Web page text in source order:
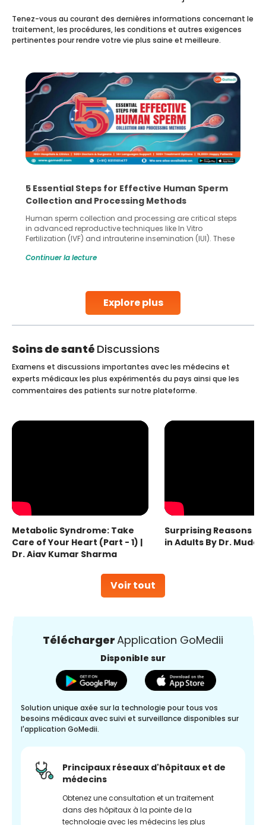
Explore plus
Tenez-vous au courant des dernières informations concernant le
traitement, les procédures, les conditions et autres exigences
pertinentes pour rendre votre vie plus saine et meilleure.
5 Essential Steps for Effective Human Sperm
Collection and Processing Methods
Human sperm collection and processing are critical steps
in advanced reproductive techniques like In Vitro
Fertilization (IVF) and intrauterine insemination (IUI). These
challenges and help couples achieve their dream of
collected, they process the
Continuer la lecture
Soins de santé Discussions
Voir tout
Examens et discussions importantes avec les médecins et
experts médicaux les plus expérimentés du pays ainsi que les
commentaires des patients sur notre plateforme.
Metabolic Syndrome: Take
Care of Your Heart (Part - 1) |
Dr. Ajay Kumar Sharma
Surprising Reasons
in Adults By Dr.
TéléchargerApplication GoMedii
Disponible sur
Solution unique axée sur la technologie pour tous vos
besoins médicaux avec suivi et surveillance disponibles sur
l'application GoMedii.
Principaux réseaux d'hôpitaux et de
médecins
Obtenez une consultation et un traitement
dans des hôpitaux à la pointe de la
technologie avec les médecins les plus